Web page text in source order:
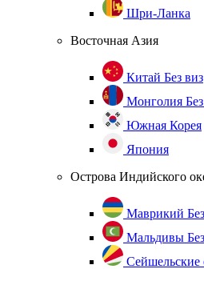
Шри-Ланка
Восточная Азия
Китай Без виз
Монголия
Южная Корея
Япония
Острова Индийского
Маврикий
Мальдивы
Сейшельские